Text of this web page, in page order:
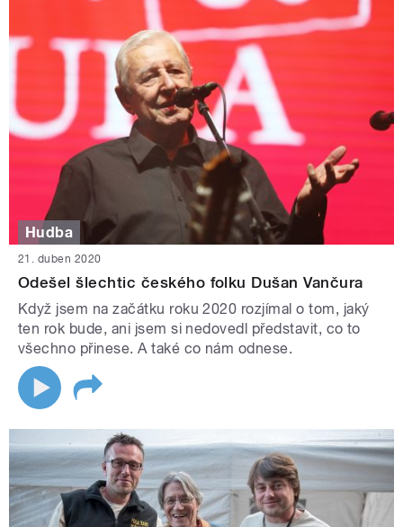
Hudba
21. duben 2020
Odešel šlechtic českého folku Dušan Vančura
Když jsem na začátku roku 2020 rozjímal o tom, jaký
ten rok bude, ani jsem si nedovedl představit, co to
všechno přinese. A také co nám odnese.